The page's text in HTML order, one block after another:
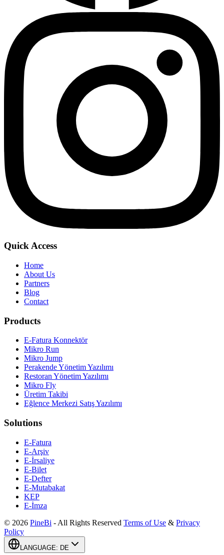
Quick Access
Home
About Us
Partners
Blog
Contact
Products
E-Fatura Konnektör
Mikro Run
Mikro Jump
Perakende Yönetim Yazılımı
Restoran Yönetim Yazılımı
Mikro Fly
Üretim Takibi
Eğlence Merkezi Satış Yazılımı
Solutions
E-Fatura
E-Arşiv
E-İrsaliye
E-Bilet
E-Defter
E-Mutabakat
KEP
E-İmza
© 2026 PineBi - All Rights Reserved Terms of Use & Privacy
Policy
LANGUAGE: DE